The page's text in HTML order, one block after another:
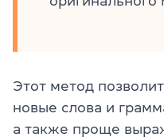
Этот метод
новые слова и
а также проще